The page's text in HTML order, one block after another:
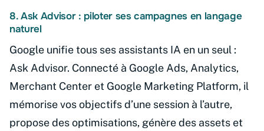
8. Ask Advisor : piloter ses campagnes en langage
naturel
Google unifie tous ses assistants IA en un seul :
Ask Advisor. Connecté à Google Ads, Analytics,
Merchant Center et Google Marketing Platform, il
mémorise vos objectifs d’une session à l’autre,
propose des optimisations, génère des assets et